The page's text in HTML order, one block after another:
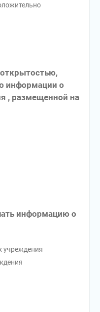
информации о
, размещенной на
информацию о
учреждения